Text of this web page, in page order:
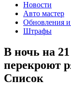
Новости
Авто мастер
Обновления
Штрафы
В ночь на
перекроют
Список